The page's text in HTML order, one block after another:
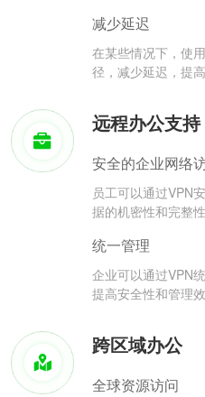
减少延迟
在某些情况下，使
径，减少延迟，提高
远程办公支持
安全的企业网络
员工可以通过VPN
据的机密性和完整性
统一管理
企业可以通过VPN
提高安全性和管理效
跨区域办公
全球资源访问